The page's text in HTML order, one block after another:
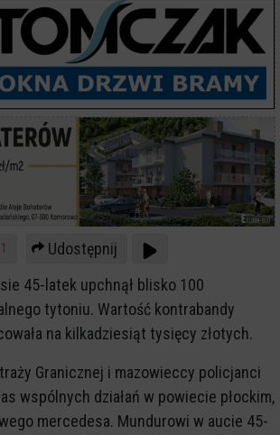
1
Udostępnij
45-latek upchnął blisko 100
tytoniu. Wartość kontrabandy
na kilkadziesiąt tysięcy złotych.
Granicznej i mazowieccy policjanci
wspólnych działań w powiecie płockim,
mercedesa. Mundurowi w aucie 45-